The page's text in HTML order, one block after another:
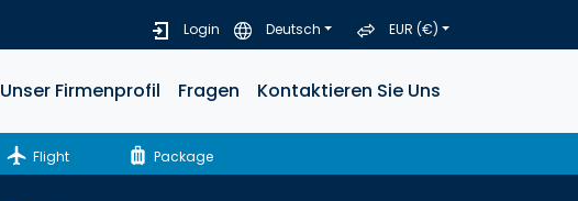
Login Deutsch EUR (€)
Unser Firmenprofil Fragen Kontaktieren Sie Uns
flight Flight luggage Package